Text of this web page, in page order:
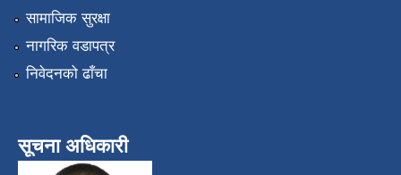
सामाजिक सुरक्षा
नागरिक वडापत्र
निवेदनको ढाँचा
सूचना अधिकारी